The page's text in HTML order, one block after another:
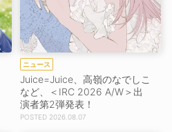
ニュース
Juice=Juice、高嶺のなでしこ
など、＜IRC 2026 A/W＞出
演者第2弾発表！
2026.08.07